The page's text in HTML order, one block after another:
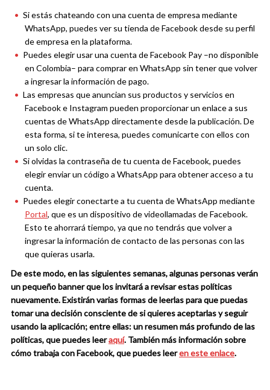
Si estás chateando con una cuenta de empresa mediante
WhatsApp, puedes ver su tienda de Facebook desde su perfil
de empresa en la plataforma.
Puedes elegir usar una cuenta de Facebook Pay –no disponible
en Colombia– para comprar en WhatsApp sin tener que volver
a ingresar la información de pago.
Las empresas que anuncian sus productos y servicios en
Facebook e Instagram pueden proporcionar un enlace a sus
cuentas de WhatsApp directamente desde la publicación. De
esta forma, si te interesa, puedes comunicarte con ellos con
un solo clic.
Si olvidas la contraseña de tu cuenta de Facebook, puedes
elegir enviar un código a WhatsApp para obtener acceso a tu
cuenta.
Puedes elegir conectarte a tu cuenta de WhatsApp mediante
Portal, que es un dispositivo de videollamadas de Facebook.
Esto te ahorrará tiempo, ya que no tendrás que volver a
ingresar la información de contacto de las personas con las
que quieras usarla.
De este modo, en las siguientes semanas, algunas personas verán
un pequeño banner que los invitará a revisar estas políticas
nuevamente. Existirán varias formas de leerlas para que puedas
tomar una decisión consciente de si quieres aceptarlas y seguir
usando la aplicación; entre ellas:un resumen más profundo de las
políticas, que puedes leeraquí. También más información sobre
cómo trabaja con Facebook, que puedes leeren este enlace.